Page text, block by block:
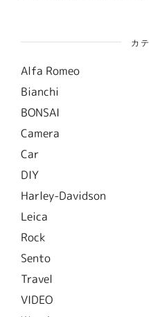
カ
Alfa Romeo
Bianchi
BONSAI
Camera
Car
DIY
Harley-Davidson
Leica
Rock
Sento
Travel
VIDEO